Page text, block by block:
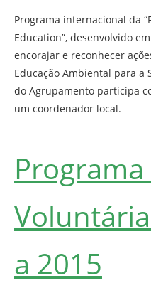
Programa internacional da
Education”, desenvolvido
encorajar e reconhecer
Educação Ambiental para a
do Agrupamento participa
um coordenador local.
Programa
a 2015